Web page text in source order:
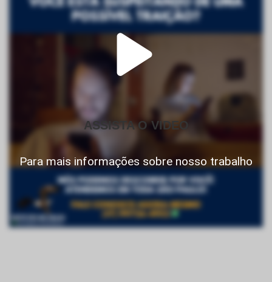
ASSISTA O VIDEO
Para mais informações sobre nosso trabalho